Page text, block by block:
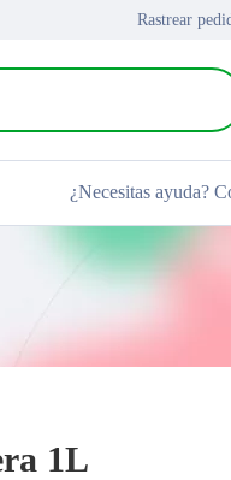
Rastrear
¿Necesitas ayuda?
1L